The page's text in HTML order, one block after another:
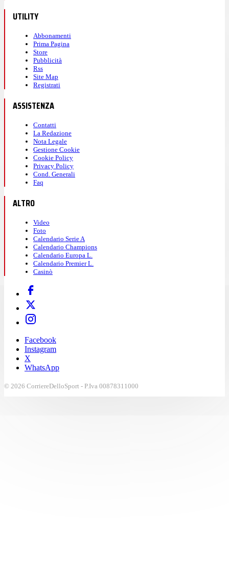
UTILITY
Abbonamenti
Prima Pagina
Store
Pubblicità
Rss
Site Map
Registrati
ASSISTENZA
Contatti
La Redazione
Nota Legale
Gestione Cookie
Cookie Policy
Privacy Policy
Cond. Generali
Faq
ALTRO
Video
Foto
Calendario Serie A
Calendario Champions
Calendario Europa L.
Calendario Premier L.
Casinò
Facebook
Instagram
X
WhatsApp
© 2026 CorriereDelloSport - P.Iva 00878311000